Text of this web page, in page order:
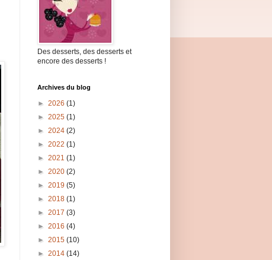
Des desserts, des desserts et
encore des desserts !
Archives du blog
► 2026 (1)
► 2025 (1)
► 2024 (2)
► 2022 (1)
► 2021 (1)
► 2020 (2)
► 2019 (5)
► 2018 (1)
► 2017 (3)
► 2016 (4)
► 2015 (10)
► 2014 (14)